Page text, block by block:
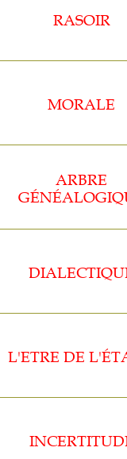
RASOIR
MORALE
ARBRE
L'ETRE DE